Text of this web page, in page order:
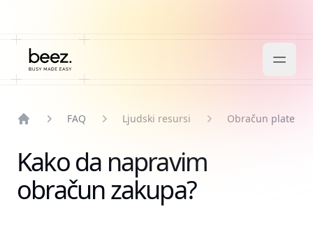
FAQ Ljudski resursi Obračun plate
Kako da napravim
obračun zakupa?